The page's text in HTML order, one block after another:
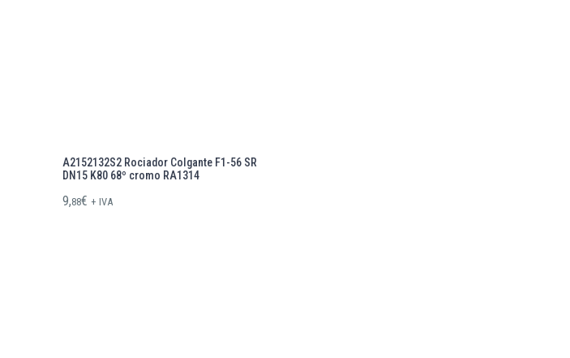
A2152132S2 Rociador Colgante F1-56 SR
DN15 K80 68º cromo RA1314
9,88€ + IVA